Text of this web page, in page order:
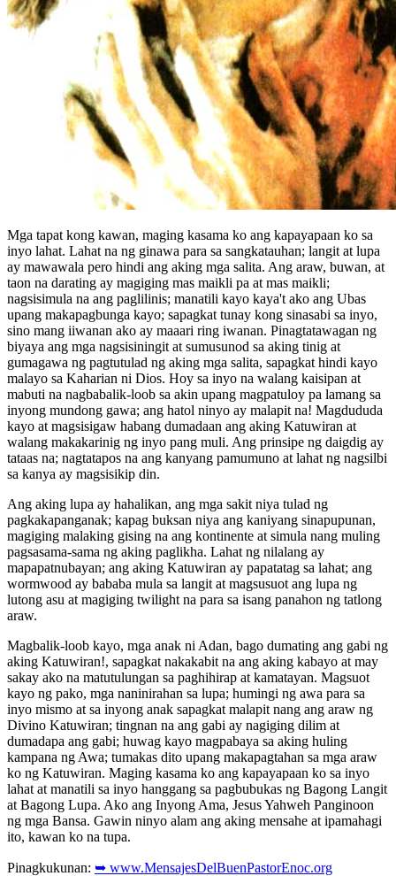
Mga tapat kong kawan, maging kasama ko ang kapayapaan ko sa
inyo lahat. Lahat na ng ginawa para sa sangkatauhan; langit at lupa
ay mawawala pero hindi ang aking mga salita. Ang araw, buwan, at
taon na darating ay magiging mas maikli pa at mas maikli;
nagsisimula na ang paglilinis; manatili kayo kaya't ako ang Ubas
upang makapagbunga kayo; sapagkat tunay kong sinasabi sa inyo,
sino mang iiwanan ako ay maaari ring iwanan. Pinagtatawagan ng
biyaya ang mga nagsisiningit at sumusunod sa aking tinig at
gumagawa ng pagtutulad ng aking mga salita, sapagkat hindi kayo
malayo sa Kaharian ni Dios. Hoy sa inyo na walang kaisipan at
mabuti na nagbabalik-loob sa akin upang magpatuloy pa lamang sa
inyong mundong gawa; ang hatol ninyo ay malapit na! Magdududa
kayo at magsisigaw habang dumadaan ang aking Katuwiran at
walang makakarinig ng inyo pang muli. Ang prinsipe ng daigdig ay
tataas na; nagtatapos na ang kanyang pamumuno at lahat ng nagsilbi
sa kanya ay magsisikip din.
Ang aking lupa ay hahalikan, ang mga sakit niya tulad ng
pagkakapanganak; kapag buksan niya ang kaniyang sinapupunan,
magiging malaking gising na ang kontinente at simula nang muling
pagsasama-sama ng aking paglikha. Lahat ng nilalang ay
mapapatnubayan; ang aking Katuwiran ay papatatag sa lahat; ang
wormwood ay bababa mula sa langit at magsusuot ang lupa ng
lutong asu at magiging twilight na para sa isang panahon ng tatlong
araw.
Magbalik-loob kayo, mga anak ni Adan, bago dumating ang gabi ng
aking Katuwiran!, sapagkat nakakabit na ang aking kabayo at may
sakay ako na matutulungan sa paghihirap at kamatayan. Magsuot
kayo ng pako, mga naninirahan sa lupa; humingi ng awa para sa
inyo mismo at sa inyong anak sapagkat malapit nang ang araw ng
Divino Katuwiran; tingnan na ang gabi ay nagiging dilim at
dumadapa ang gabi; huwag kayo magpabaya sa aking huling
kampana ng Awa; tumakas dito upang makapagtahan sa mga araw
ko ng Katuwiran. Maging kasama ko ang kapayapaan ko sa inyo
lahat at manatili sa inyo hanggang sa pagbubukas ng Bagong Langit
at Bagong Lupa. Ako ang Inyong Ama, Jesus Yahweh Panginoon
ng mga Bansa. Gawin ninyo alam ang aking mensahe at ipamahagi
ito, kawan ko na tupa.
Pinagkukunan: ➥ www.MensajesDelBuenPastorEnoc.org